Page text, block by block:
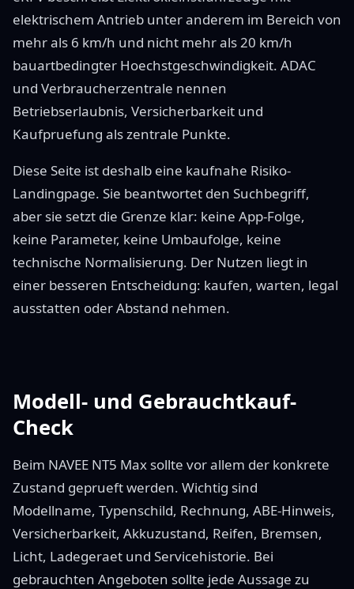
elektrischem Antrieb unter anderem im Bereich von
mehr als 6 km/h und nicht mehr als 20 km/h
bauartbedingter Hoechstgeschwindigkeit. ADAC
und Verbraucherzentrale nennen
Betriebserlaubnis, Versicherbarkeit und
Kaufpruefung als zentrale Punkte.
Diese Seite ist deshalb eine kaufnahe Risiko-
Landingpage. Sie beantwortet den Suchbegriff,
aber sie setzt die Grenze klar: keine App-Folge,
keine Parameter, keine Umbaufolge, keine
technische Normalisierung. Der Nutzen liegt in
einer besseren Entscheidung: kaufen, warten, legal
ausstatten oder Abstand nehmen.
Modell- und Gebrauchtkauf-
Check
Beim NAVEE NT5 Max sollte vor allem der konkrete
Zustand geprueft werden. Wichtig sind
Modellname, Typenschild, Rechnung, ABE-Hinweis,
Versicherbarkeit, Akkuzustand, Reifen, Bremsen,
Licht, Ladegeraet und Servicehistorie. Bei
gebrauchten Angeboten sollte jede Aussage zu